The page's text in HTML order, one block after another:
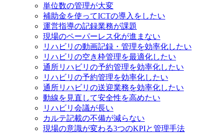
単位数の管理が大変
補助金を使ってICTの導入をしたい
運営指導の記録業務が課題
現場のペーパーレス化が進まない
リハビリの動画記録・管理を効率化したい
リハビリの空き枠管理を最適化したい
通所リハビリの予約管理を効率化したい
リハビリの予約管理を効率化したい
通所リハビリの送迎業務を効率化したい
動線を見直して安全性を高めたい
リハビリ会議が長い
カルテ記載の不備が減らない
現場の意識が変わる3つのKPIと管理手法